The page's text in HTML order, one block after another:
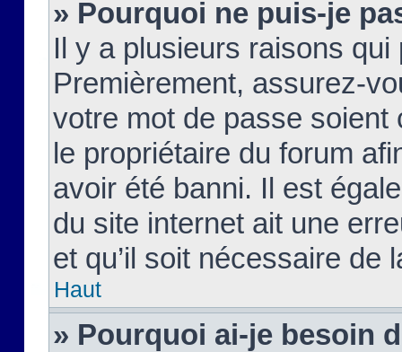
» Pourquoi ne puis-je
Il y a plusieurs raisons
Premièrement, assurez-
votre mot de passe soient
le propriétaire du forum
avoir été banni. Il est
du site internet ait une
et qu’il soit nécessaire de
Haut
» Pourquoi ai-je besoin